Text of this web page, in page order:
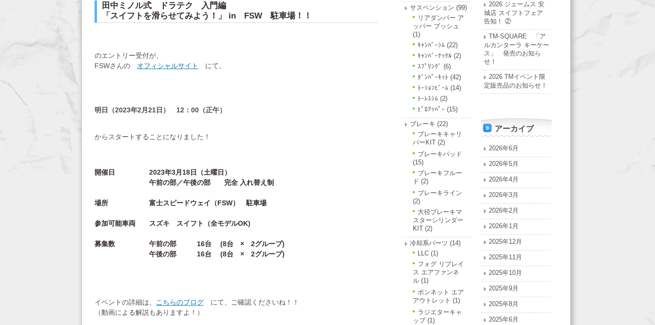
田中ミノル式 ドラテク 入門編
「スイフトを滑らせてみよう！」 in FSW 駐車場！！
のエントリー受付が、
FSWさんの オフィシャルサイト にて、
明日（2023年2月21日） 12：00（正午）
からスタートすることになりました！
開催日 2023年3月18日（土曜日）
午前の部／午後の部 完全 入れ替え制
場所 富士スピードウェイ（FSW） 駐車場
参加可能車両 スズキ スイフト（全モデルOK)
募集数 午前の部 16台 (8台 × 2グループ)
午後の部 16台 (8台 × 2グループ)
イベントの詳細は、 こちらのブログ にて、ご確認くださいね！！
（動画による解説もありますよ！）
サスペンション (99)
リアダンパー ア
ッパー ブッシュ
(1)
ｷｬﾝﾊﾞｰｼﾑ (22)
ｷｬﾝﾊﾞｰﾅｯｸﾙ (2)
ｽﾌﾟﾘﾝｸﾞ (6)
ﾀﾞﾝﾊﾟｰｷｯﾄ (42)
ﾄｰｼｮﾝﾋﾞｰﾑ (14)
ﾄｰﾚｽｼﾑ (2)
ﾋﾟﾛｱｯﾊﾟｰ (15)
ブレーキ (22)
ブレーキキャリ
パーKIT (2)
ブレーキパッド
(15)
ブレーキフルー
ド (2)
ブレーキライン
(2)
大径ブレーキマ
スターシリンダー
KIT (2)
冷却系パーツ (14)
LLC (1)
フォグ リプレイ
ス エアファンネ
ル (1)
ボンネット エア
アウトレット (1)
ラジエターキャ
ップ(1)
2026 ジェームス 安
城店 スイフトフェア
告知！ ②
TM-SQUARE 「ア
ルカンターラ キーケー
ス」 発売のお知ら
せ！
2026 TMイベント限
定販売品のお知らせ！
アーカイブ
2026年6月
2026年5月
2026年4月
2026年3月
2026年2月
2026年1月
2025年12月
2025年11月
2025年10月
2025年9月
2025年8月
2025年6月